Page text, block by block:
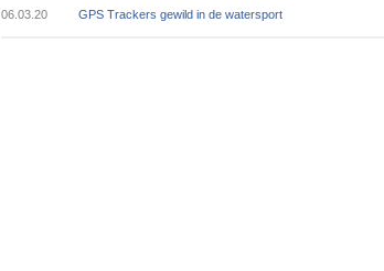
06.03.20
GPS Trackers gewild in de watersport